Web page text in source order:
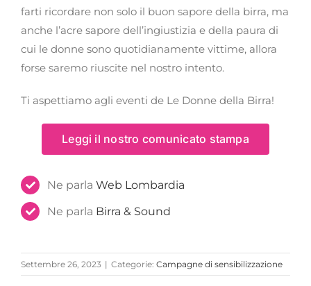
farti ricordare non solo il buon sapore della birra, ma
anche l’acre sapore dell’ingiustizia e della paura di
cui le donne sono quotidianamente vittime, allora
forse saremo riuscite nel nostro intento.
Ti aspettiamo agli eventi de Le Donne della Birra!
Leggi il nostro comunicato stampa
Ne parlaWeb Lombardia
Ne parla Birra & Sound
Settembre 26, 2023 | Categorie: Campagne di sensibilizzazione